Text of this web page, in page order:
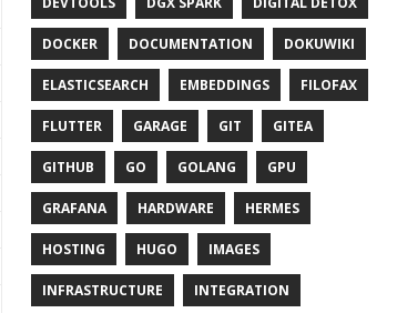
DOCKER DOCUMENTATION DOKUWIKI
ELASTICSEARCH EMBEDDINGS FILOFAX
FLUTTER GARAGE GIT GITEA
GITHUB GO GOLANG GPU
GRAFANA HARDWARE HERMES
HOSTING HUGO IMAGES
INFRASTRUCTURE INTEGRATION